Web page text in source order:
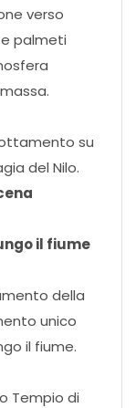
verso
e palmeti
su
del Nilo.
il fiume
della
unico
il fiume.
Tempio di